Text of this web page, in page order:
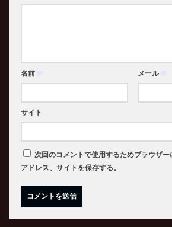
名前 ※ メール ※
サイト
次回のコメントで使用するためブラウザ
アドレス、サイトを保存する。